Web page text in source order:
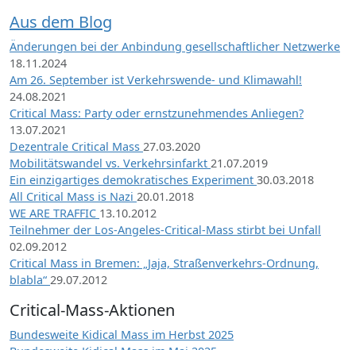
Aus dem Blog
Änderungen bei der Anbindung gesellschaftlicher Netzwerke
18.11.2024
Am 26. September ist Verkehrswende- und Klimawahl!
24.08.2021
Critical Mass: Party oder ernstzunehmendes Anliegen?
13.07.2021
Dezentrale Critical Mass 27.03.2020
Mobilitätswandel vs. Verkehrsinfarkt 21.07.2019
Ein einzigartiges demokratisches Experiment 30.03.2018
All Critical Mass is Nazi 20.01.2018
WE ARE TRAFFIC 13.10.2012
Teilnehmer der Los-Angeles-Critical-Mass stirbt bei Unfall
02.09.2012
Critical Mass in Bremen: „Jaja, Straßenverkehrs-Ordnung,
blabla“ 29.07.2012
Critical-Mass-Aktionen
Bundesweite Kidical Mass im Herbst 2025